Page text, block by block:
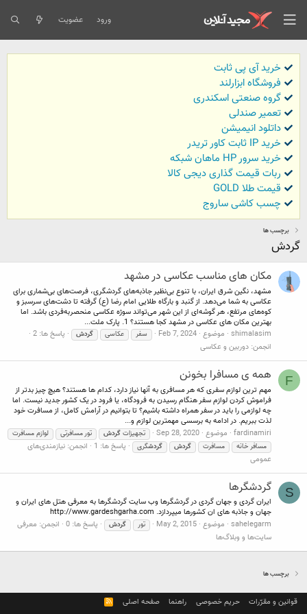
ورود عضویت
خرید آی پی ثابت
فروشگاه ابزارلند
گروه صنعتی اسکندری
تعمیر صندلی
داتلود انیمیشن
خرید IP ثابت کاور تریدر
خرید سرور HP ماهان شبکه
ربات قیمت گذاری دیجی کالا
قیمت طلا GOLD
چسب کاشی ساروج
برچسب ها
گردش
مکان های مناسب عکاسی در مشهد
مشهد، نگین شرق ایران، با تنوع بی‌نظیر جاذبه‌های گردشگری، فرصت‌های بی‌شماری برای
عکاسی به شما می‌دهد. از گنبد و بارگاه طلایی امام رضا (ع) گرفته تا دشت‌های سرسبز و
کوه‌های مرتفع، هر گوشه‌ای از این شهر می‌تواند سوژه عکاسی منحصربه‌فردی باشد. اما
بهترین مکان های عکاسی در مشهد کجا هستند؟ 1. پارک ملت...
shimalasim موضوع Feb 7, 2024 سفر عکاسی گردش
پاسخ ها: 2
انجمن: دوربین و عکاسی
F همه ی مسافرا بخونن
مهم ترین لوازم سفری که هر مسافری به آنها نیاز دارد، کدام ها هستند؟ هیچ چیز بدتر از
فراموش کردن لوازم سفر هنگام رسیدن به فرودگاه، یا فرود در یک کشور جدید نیست. اما
چه لوازمی را باید در سفر همراه داشته باشیم؟ تا بتوانیم در آرامش کامل، از مسافرت خود
لذت ببریم. در ادامه به برسسی مهمترین لوازم و...
fardinamiri موضوع Sep 28, 2020 تجهیزات گردش تور مسافرتی
لوازم مسافرت
مسافر خانه
مسافرت گردش گردشگری پاسخ ها: 1 انجمن: نیازمندی‌های
عمومی
S گردشگرها
ایران گردی و جهان گردی در گردشگرها وب سایت گردشگرها به معرفی هتل های ایران و
جهان و جاذبه های ان کشورها میپردازد. http://www.gardeshgarha.com
sahelegarm موضوع May 2, 2015 تور گردش پاسخ ها: 0 انجمن: معرفی
سایت‌ها و وبلاگ‌ها
برچسب ها
قوانین و مقرّرات حریم خصوصی راهنما صفحه اصلی
R
S